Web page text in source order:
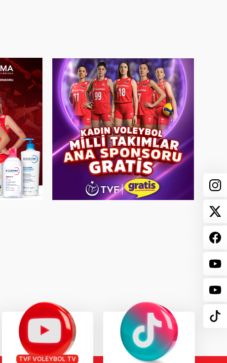
TVF VOLEYBOL TV